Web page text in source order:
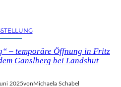
– temporäre Öffnung in Fritz
Ganslberg bei Landshut
2025vonMichaela Schabel